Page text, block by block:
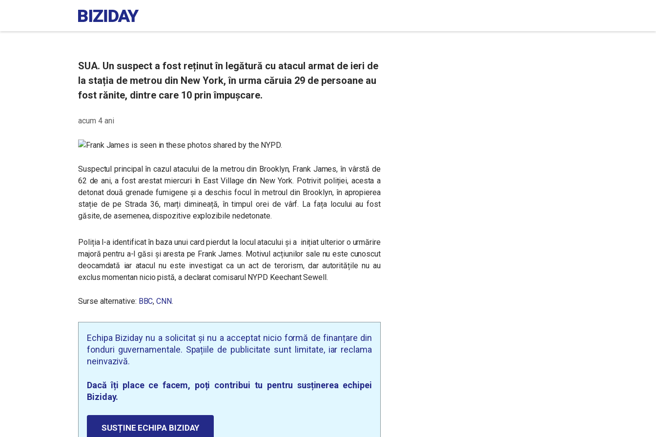
SUA. Un suspect a fost reținut în legătură cu atacul armat de ieri de
la stația de metrou din New York, în urma căruia 29 de persoane au
fost rănite, dintre care 10 prin împușcare.
acum 4 ani
Suspectul principal în cazul atacului de la metrou din Brooklyn, Frank James, în vârstă de
62 de ani, a fost arestat miercuri în East Village din New York. Potrivit poliției, acesta a
detonat două grenade fumigene și a deschis focul în metroul din Brooklyn, în apropierea
stație de pe Strada 36, marți dimineață, în timpul orei de vârf. La fața locului au fost
găsite, de asemenea, dispozitive explozibile nedetonate.
Poliția l-a identificat în baza unui card pierdut la locul atacului și a inițiat ulterior o urmărire
majoră pentru a-l găsi și aresta pe Frank James. Motivul acțiunilor sale nu este cunoscut
deocamdată iar atacul nu este investigat ca un act de terorism, dar autoritățile nu au
exclus momentan nicio pistă, a declarat comisarul NYPD Keechant Sewell.
Surse alternative: BBC,CNN.
Echipa Biziday nu a solicitat și nu a acceptat nicio formă de finanțare din
fonduri guvernamentale. Spațiile de publicitate sunt limitate, iar reclama
neinvazivă.
Dacă îți place ce facem, poți contribui tu pentru susținerea echipei
Biziday.
SUSȚINE ECHIPA BIZIDAY